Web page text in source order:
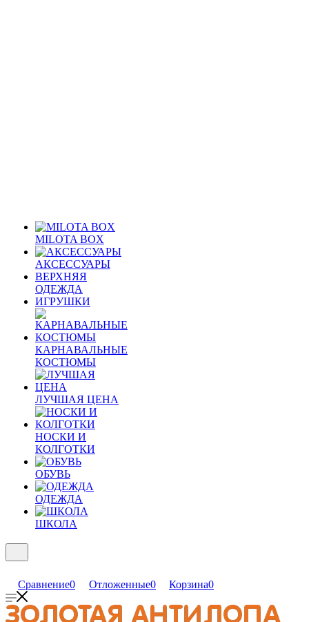
MILOTA BOX
АКСЕССУАРЫ
ВЕРХНЯЯ
ОДЕЖДА
ИГРУШКИ
КАРНАВАЛЬНЫЕ
КОСТЮМЫ
ЛУЧШАЯ ЦЕНА
НОСКИ И
КОЛГОТКИ
ОБУВЬ
ОДЕЖДА
ШКОЛА
Сравнение0 Отложенные0 Корзина0